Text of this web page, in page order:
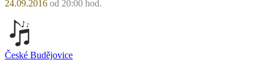
24.09.2016 od 20:00 hod.
České Budějovice